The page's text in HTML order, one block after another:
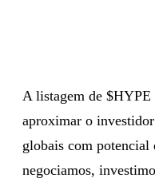
A listagem de $HYPE
aproximar o
globais com
negociamos,